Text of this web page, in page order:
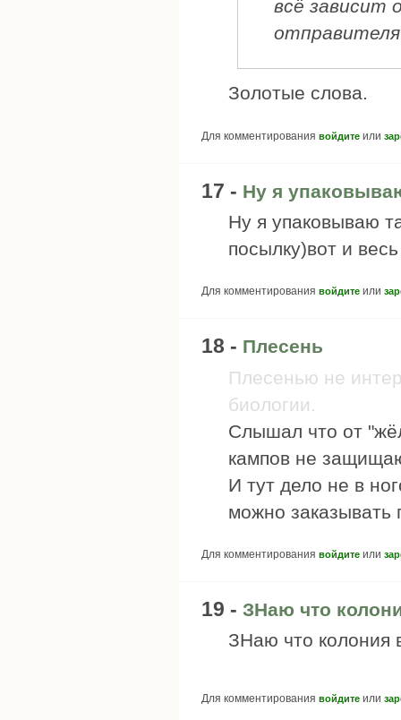
всё зависит
Золотые слова.
Для комментирования войдите или
17 - Ну я
Ну я упаковываю
посылку)вот и весь
Для комментирования войдите или
18 - Плесень
Плесенью не
биологии.
Слышал что от
кампов не
И тут дело не в
можно заказывать
Для комментирования войдите или
19 - ЗНаю что
ЗНаю что колония
Для комментирования войдите или